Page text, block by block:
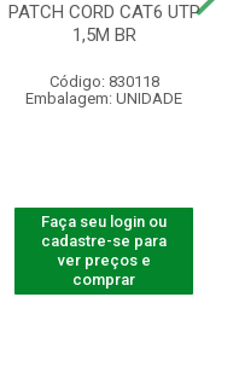
PATCH CORD CAT6 UTP
1,5M BR
Código: 830118
Embalagem: UNIDADE
Faça seu login ou
cadastre-se para
ver preços e
comprar